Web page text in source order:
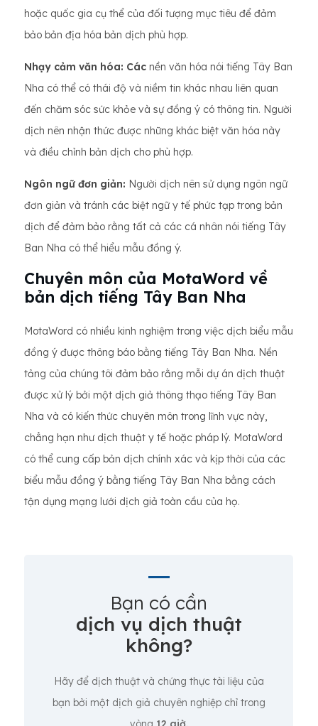
hoặc quốc gia cụ thể của đối tượng mục tiêu để đảm
bảo bản địa hóa bản dịch phù hợp.
Nhạy cảm văn hóa: Các nền văn hóa nói tiếng Tây Ban
Nha có thể có thái độ và niềm tin khác nhau liên quan
đến chăm sóc sức khỏe và sự đồng ý có thông tin. Người
dịch nên nhận thức được những khác biệt văn hóa này
và điều chỉnh bản dịch cho phù hợp.
Ngôn ngữ đơn giản: Người dịch nên sử dụng ngôn ngữ
đơn giản và tránh các biệt ngữ y tế phức tạp trong bản
dịch để đảm bảo rằng tất cả các cá nhân nói tiếng Tây
Ban Nha có thể hiểu mẫu đồng ý.
Chuyên môn của MotaWord về
bản dịch tiếng Tây Ban Nha
MotaWord có nhiều kinh nghiệm trong việc dịch biểu mẫu
đồng ý được thông báo bằng tiếng Tây Ban Nha. Nền
tảng của chúng tôi đảm bảo rằng mỗi dự án dịch thuật
được xử lý bởi một dịch giả thông thạo tiếng Tây Ban
Nha và có kiến thức chuyên môn trong lĩnh vực này,
chẳng hạn như dịch thuật y tế hoặc pháp lý. MotaWord
có thể cung cấp bản dịch chính xác và kịp thời của các
biểu mẫu đồng ý bằng tiếng Tây Ban Nha bằng cách
tận dụng mạng lưới dịch giả toàn cầu của họ.
Bạn có cần
dịch vụ dịch thuật
không?
Hãy để dịch thuật và chứng thực tài liệu của
bạn bởi một dịch giả chuyên nghiệp chỉ trong